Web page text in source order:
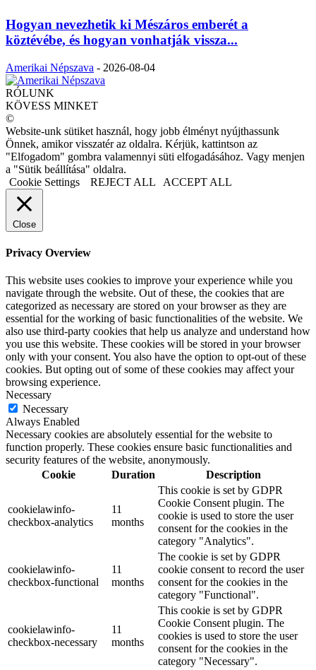
Hogyan nevezhetik ki Mészáros emberét a
köztévébe, és hogyan vonhatják vissza...
Amerikai Népszava - 2026-08-04
RÓLUNK
KÖVESS MINKET
©
Website-unk sütiket használ, hogy jobb élményt nyújthassunk
Önnek, amikor visszatér az oldalra. Kérjük, kattintson az
"Elfogadom" gombra valamennyi süti elfogadásához. Vagy menjen
a "Sütik beállítása" oldalra.
Cookie Settings
REJECT ALL ACCEPT ALL
Close
Privacy Overview
This website uses cookies to improve your experience while you
navigate through the website. Out of these, the cookies that are
categorized as necessary are stored on your browser as they are
essential for the working of basic functionalities of the website. We
also use third-party cookies that help us analyze and understand how
you use this website. These cookies will be stored in your browser
only with your consent. You also have the option to opt-out of these
cookies. But opting out of some of these cookies may affect your
browsing experience.
Necessary
Necessary
Always Enabled
Necessary cookies are absolutely essential for the website to
function properly. These cookies ensure basic functionalities and
security features of the website, anonymously.
Cookie
Duration Description
cookielawinfo-
checkbox-analytics
11
months
This cookie is set by GDPR
Cookie Consent plugin. The
cookie is used to store the user
consent for the cookies in the
category "Analytics".
cookielawinfo-
checkbox-functional
11
months
The cookie is set by GDPR
cookie consent to record the user
consent for the cookies in the
category "Functional".
cookielawinfo-
checkbox-necessary
11
months
This cookie is set by GDPR
Cookie Consent plugin. The
cookies is used to store the user
consent for the cookies in the
category "Necessary".